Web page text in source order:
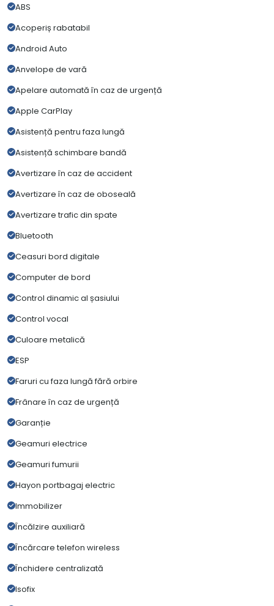
ABS
Acoperiș rabatabil
Android Auto
Anvelope de vară
Apelare automată în caz de urgență
Apple CarPlay
Asistență pentru faza lungă
Asistență schimbare bandă
Avertizare în caz de accident
Avertizare în caz de oboseală
Avertizare trafic din spate
Bluetooth
Ceasuri bord digitale
Computer de bord
Control dinamic al șasiului
Control vocal
Culoare metalică
ESP
Faruri cu faza lungă fără orbire
Frânare în caz de urgență
Garanție
Geamuri electrice
Geamuri fumurii
Hayon portbagaj electric
Immobilizer
Încălzire auxiliară
Încărcare telefon wireless
Închidere centralizată
Isofix